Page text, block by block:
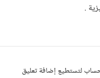
.
لتستطيع إضافة تعليق